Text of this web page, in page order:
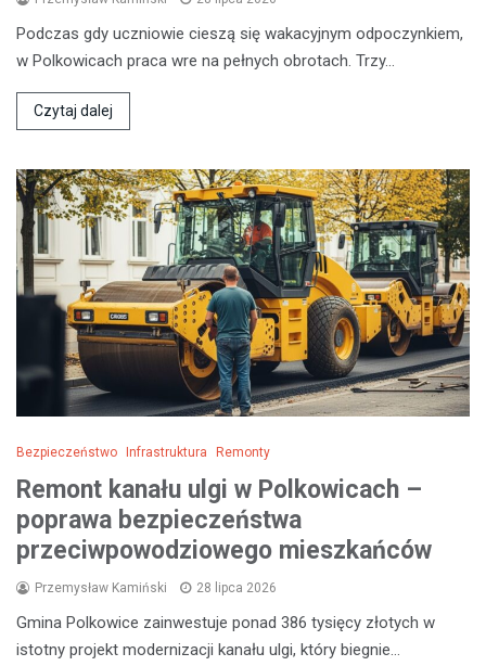
Podczas gdy uczniowie cieszą się wakacyjnym odpoczynkiem,
w Polkowicach praca wre na pełnych obrotach. Trzy…
Czytaj dalej
Bezpieczeństwo Infrastruktura Remonty
Remont kanału ulgi w Polkowicach –
poprawa bezpieczeństwa
przeciwpowodziowego mieszkańców
Przemysław Kamiński 28 lipca 2026
Gmina Polkowice zainwestuje ponad 386 tysięcy złotych w
istotny projekt modernizacji kanału ulgi, który biegnie…